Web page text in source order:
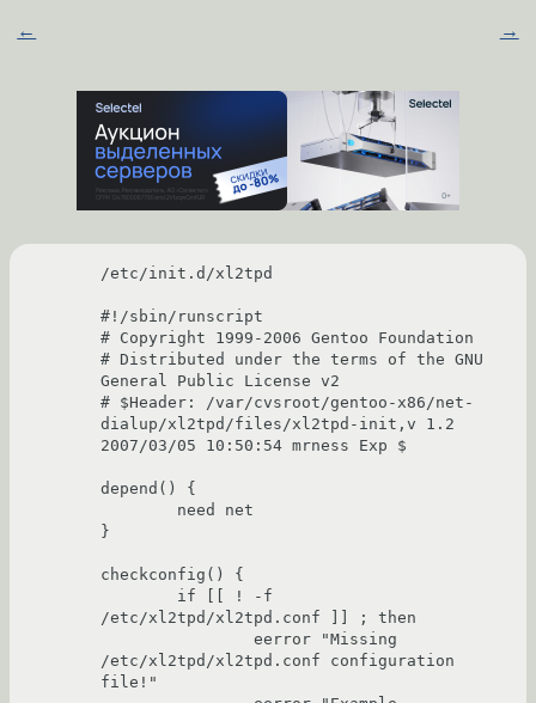
← →
/etc/init.d/xl2tpd
#!/sbin/runscript
# Copyright 1999-2006 Gentoo Foundation
# Distributed under the terms of the GNU
General Public License v2
# $Header: /var/cvsroot/gentoo-x86/net-
dialup/xl2tpd/files/xl2tpd-init,v 1.2
2007/03/05 10:50:54 mrness Exp $
depend() {
}
checkconfig() {
/etc/xl2tpd/xl2tpd.conf ]] ; then
/etc/xl2tpd/xl2tpd.conf configuration
file!"